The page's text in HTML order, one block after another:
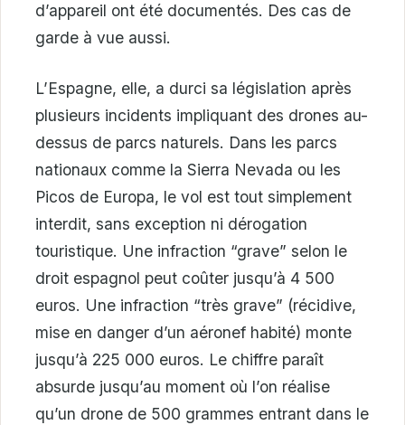
d’appareil ont été documentés. Des cas de
garde à vue aussi.
L’Espagne, elle, a durci sa législation après
plusieurs incidents impliquant des drones au-
dessus de parcs naturels. Dans les parcs
nationaux comme la Sierra Nevada ou les
Picos de Europa, le vol est tout simplement
interdit, sans exception ni dérogation
touristique. Une infraction “grave” selon le
droit espagnol peut coûter jusqu’à 4 500
euros. Une infraction “très grave” (récidive,
mise en danger d’un aéronef habité) monte
jusqu’à 225 000 euros. Le chiffre paraît
absurde jusqu’au moment où l’on réalise
qu’un drone de 500 grammes entrant dans le